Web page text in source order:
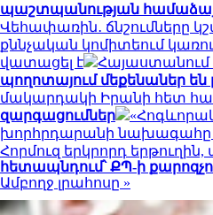
պաշտպանության
Վեհափառին․ ճնշումները
քննչական կոմիտեում
վատացել է
Հայաստանում
պողոտայում մեքենաներ են
մակարդակի Իրանի հետ
զարգացումներ
խորհրդարանի նախագահը
Հորմուզ երկրորդ երթուղին,
հետապնդում՝ ՔՊ-ի
Ամբողջ լրահոսը »